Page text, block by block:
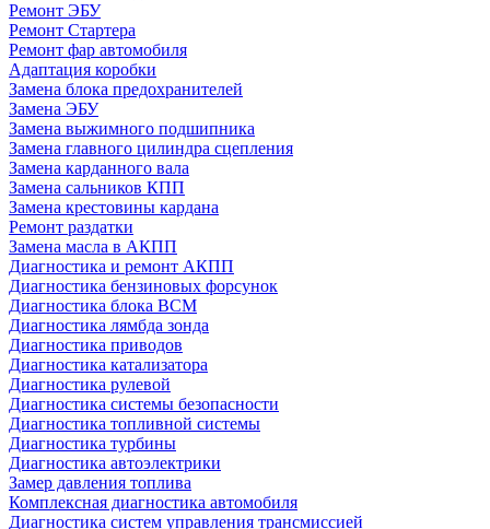
Ремонт ЭБУ
Ремонт Стартера
Ремонт фар автомобиля
Адаптация коробки
Замена блока предохранителей
Замена ЭБУ
Замена выжимного подшипника
Замена главного цилиндра сцепления
Замена карданного вала
Замена сальников КПП
Замена крестовины кардана
Ремонт раздатки
Замена масла в АКПП
Диагностика и ремонт АКПП
Диагностика бензиновых форсунок
Диагностика блока BCM
Диагностика лямбда зонда
Диагностика приводов
Диагностика катализатора
Диагностика рулевой
Диагностика системы безопасности
Диагностика топливной системы
Диагностика турбины
Диагностика автоэлектрики
Замер давления топлива
Комплексная диагностика автомобиля
Диагностика систем управления трансмиссией